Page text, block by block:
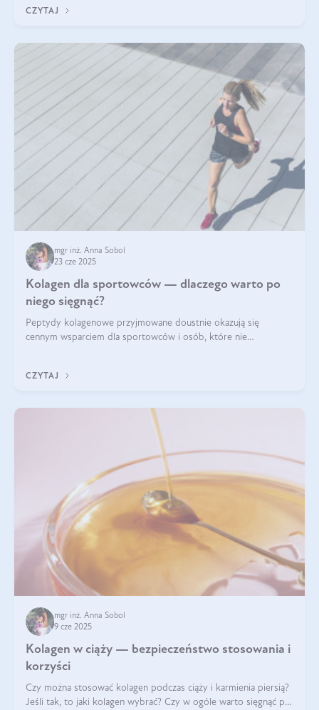
CZYTAJ
mgr inż. Anna Sobol
23 cze 2025
Kolagen dla sportowców — dlaczego warto po
niego sięgnąć?
Peptydy kolagenowe przyjmowane doustnie okazują się
cennym wsparciem dla sportowców i osób, które nie
CZYTAJ
mgr inż. Anna Sobol
9 cze 2025
Kolagen w ciąży — bezpieczeństwo stosowania i
korzyści
Czy można stosować kolagen podczas ciąży i karmienia piersią?
Jeśli tak, to jaki kolagen wybrać? Czy w ogóle warto sięgnąć po